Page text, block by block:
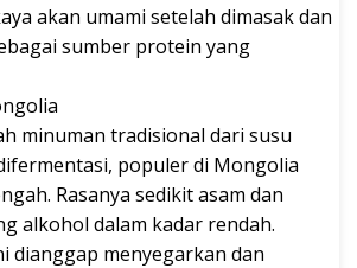
akan umami setelah dimasak dan
sumber protein yang
minuman tradisional dari susu
populer di Mongolia
Rasanya sedikit asam dan
alkohol dalam kadar rendah.
dianggap menyegarkan dan